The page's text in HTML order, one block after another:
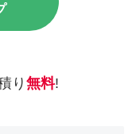
り 無料!